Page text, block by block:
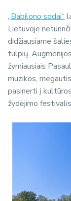
„Babilono sodai“
Lietuvoje
didžiausiame
tulpių.
žymiausiais
muzikos,
pasinerti į
žydėjimo